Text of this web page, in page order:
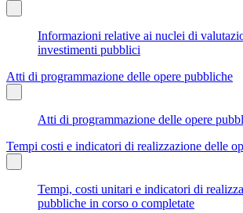
Informazioni relative ai nuclei di
investimenti pubblici
Atti di programmazione delle opere pubbliche
Atti di programmazione delle opere
Tempi costi e indicatori di realizzazione delle
Tempi, costi unitari e indicatori di
pubbliche in corso o completate